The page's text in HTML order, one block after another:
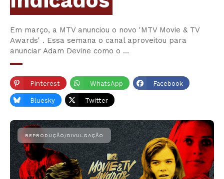
Em março, a MTV anunciou o novo 'MTV Movie & TV
Awards' . Essa semana o canal aproveitou para
anunciar Adam Devine como o …
Pinterest WhatsApp Facebook
Bluesky Twitter